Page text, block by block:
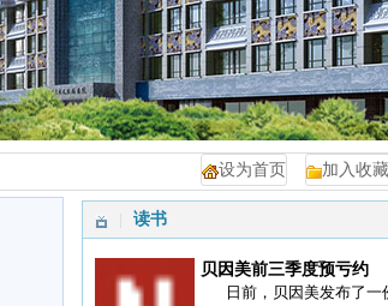
加入收藏
设为首页
读书
贝因美前三季度预亏约
日前，贝因美发布了一